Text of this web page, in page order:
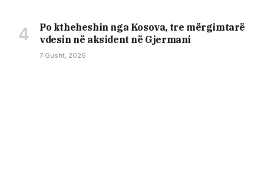
Po ktheheshin nga Kosova, tre mërgimtarë
vdesin në aksident në Gjermani
7 Gusht, 2026